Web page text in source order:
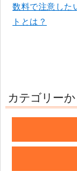
数料で注意した
トとは？
カテゴリー